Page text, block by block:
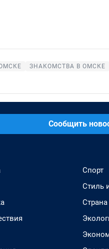
ЗНАКОМСТВА В ОМСКЕ
Сообщить
Спорт
Стиль